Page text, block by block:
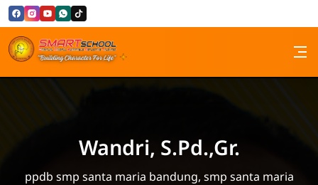
Skip to Content
SMP Santa Maria Bandung
Wandri, S.Pd.,Gr.
ppdb smp santa maria bandung, smp santa maria